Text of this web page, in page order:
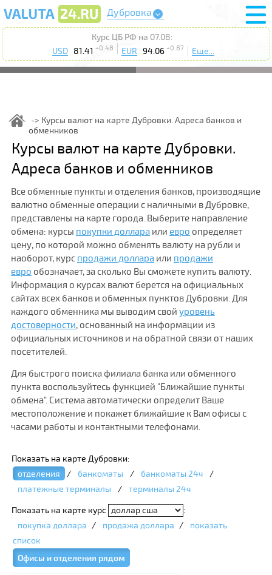
Дубровка
Курс ЦБ РФ на 07.08:
USD 81.41 +0.48 EUR 94.06 +0.87 Еще...
Курсы валют на карте Дубровки. Адреса банков и
обменников
Курсы валют на карте Дубровки.
Адреса банков и обменников
Все обменные пункты и отделения банков, производящие
валютно обменные операции с наличными в Дубровке,
представлены на карте города. Выберите направление
обмена: курсы покупки доллараили евро определяет
цену, по которой можно обменять валюту на рубли и
наоборот, курс продажи доллараили продажи
евро обозначает, за сколько Вы сможете купить валюту.
Информация о курсах валют берется на официальных
сайтах всех банков и обменных пунктов Дубровки. Для
каждого обменника мы выводим свой уровень
достоверности, основанный на информации из
официальных источников и на обратной связи от наших
посетителей.
Для быстрого поиска филиала банка или обменного
пункта воспользуйтесь функцией "Ближайшие пункты
обмена". Система автоматически определит Ваше
местоположение и покажет ближайшие к Вам офисы с
часами работы и контактными телефонами.
Показать на карте Дубровки:
отделения
/ банкоматы / банкоматы 24ч
/
платежные терминалы
/ терминалы 24ч
Показать на карте курс
:
покупка доллара / продажа доллара /
показать
список
Офисы и отделения рядом